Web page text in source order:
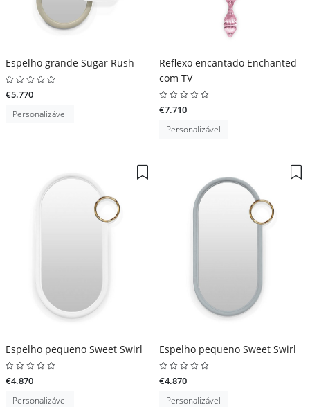
Espelho grande Sugar Rush
€5.770
Personalizável
Reflexo encantado Enchanted
com TV
€7.710
Personalizável
Espelho pequeno Sweet Swirl
€4.870
Personalizável
Espelho pequeno Sweet Swirl
€4.870
Personalizável